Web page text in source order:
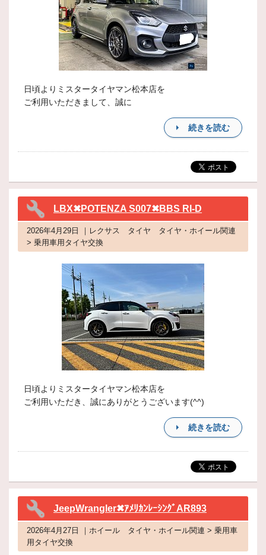
日頃よりミスタータイヤマン松本店を
ご利用いただきまして、誠に
続きを読む
LBX✖POTENZA S007✖BBS RI-D
2026年4月29日 ｜レクサス タイヤ タイヤ・ホイール関連
> 乗用車用タイヤ交換
日頃よりミスタータイヤマン松本店を
ご利用いただき、誠にありがとうございます(^^)
続きを読む
JeepWrangler✖ｱﾒﾘｶﾝﾚｰｼﾝｸﾞAR893
2026年4月27日 ｜ホイール タイヤ・ホイール関連 > 乗用車
用タイヤ交換